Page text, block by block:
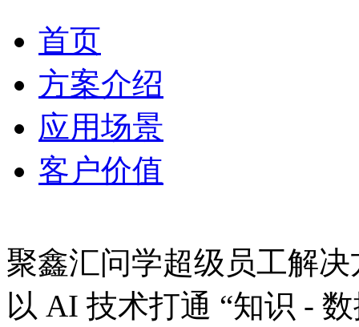
首页
方案介绍
应用场景
客户价值
聚鑫汇问学超级员工解决
以 AI 技术打通 “知识 - 数